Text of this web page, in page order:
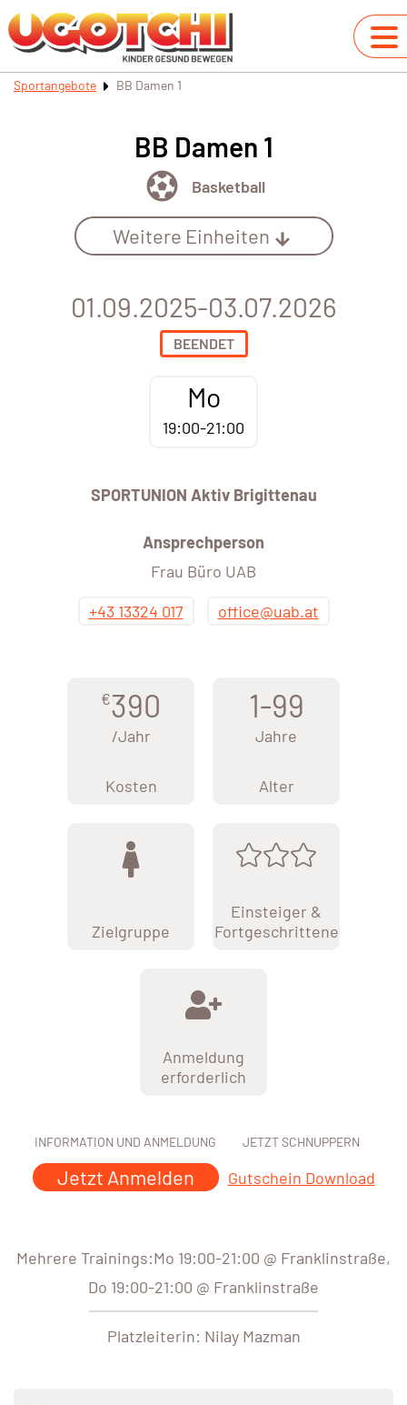
Sportangebote BB Damen 1
BB Damen 1
Basketball
Weitere Einheiten
01.09.2025-03.07.2026
BEENDET
Mo
19:00-21:00
SPORTUNION Aktiv Brigittenau
Ansprechperson
Frau Büro UAB
+43 13324 017
office@uab.at
€390
/Jahr
Kosten
1-99
Jahre
Alter
Zielgruppe
Einsteiger &
Fortgeschrittene
Anmeldung
erforderlich
INFORMATION UND ANMELDUNG
Jetzt Anmelden
JETZT SCHNUPPERN
Gutschein Download
Mehrere Trainings:Mo 19:00-21:00 @ Franklinstraße,
Do 19:00-21:00 @ Franklinstraße
Platzleiterin: Nilay Mazman